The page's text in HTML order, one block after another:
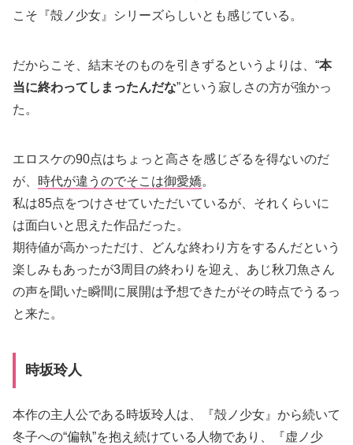
こそ『殻ノ少女』シリーズらしいとも感じている。
だからこそ、結末そのものを引きずるというよりは、“本
当に終わってしまったんだな”という寂しさの方が強かっ
た。
エロスケの90点はちょっと高さを感じざるを得ないのだ
が、 時代が違うのでそこは御愛嬌。
私は85点をつけさせていただいているが、それくらいに
は面白いと思えた作品だった。
期待値が高かっただけ、どんな終わり方をするんだという
楽しみもあったが3周目の終わりを迎え、あじ秋刀魚さん
の声を聞いた瞬間に展開は予想できたがその時点でうるっ
と来た。
時坂玲人
本作の主人公である時坂玲人は、『殻ノ少女』から続いて
冬子への“偏執”を抱え続けている人物であり、『虚ノ少